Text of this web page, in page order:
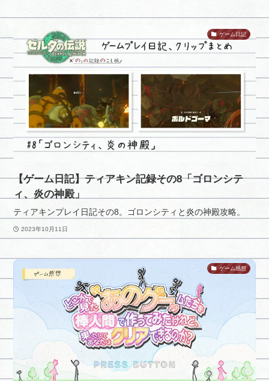
ゲーム日記
【ゲーム日記】ティアキン記録その8「ゴロンシテ
ィ、炎の神殿」
ティアキンプレイ日記その8。ゴロンシティと炎の神殿攻略。
2023年10月11日
ゲーム感想